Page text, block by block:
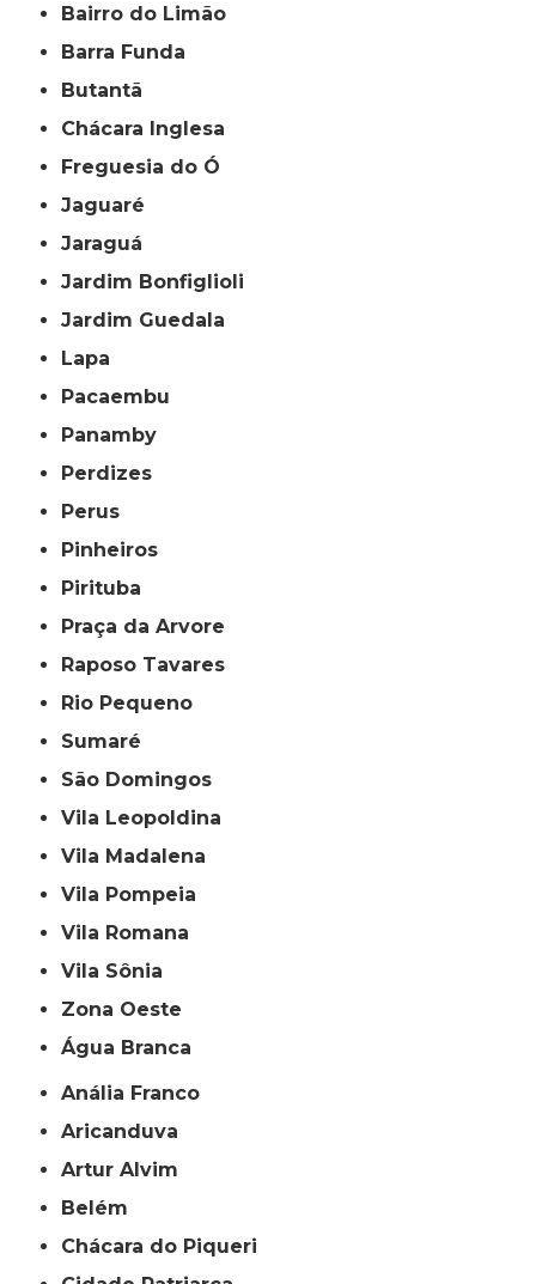
Bairro do Limão
Barra Funda
Butantã
Chácara Inglesa
Freguesia do Ó
Jaguaré
Jaraguá
Jardim Bonfiglioli
Jardim Guedala
Lapa
Pacaembu
Panamby
Perdizes
Perus
Pinheiros
Pirituba
Praça da Arvore
Raposo Tavares
Rio Pequeno
Sumaré
São Domingos
Vila Leopoldina
Vila Madalena
Vila Pompeia
Vila Romana
Vila Sônia
Zona Oeste
Água Branca
Anália Franco
Aricanduva
Artur Alvim
Belém
Chácara do Piqueri